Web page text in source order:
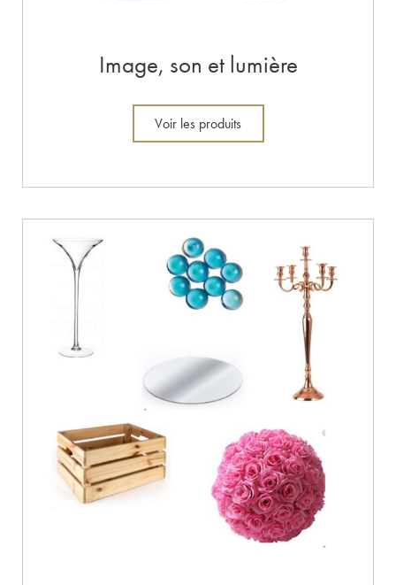
Image, son et lumière
Voir les produits